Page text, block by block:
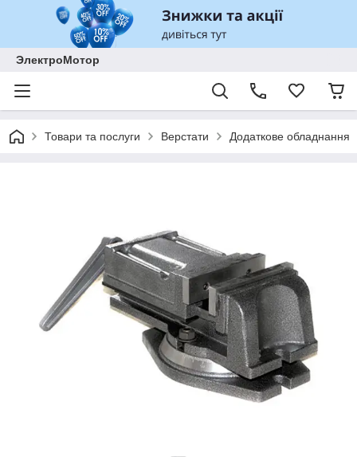
ЭлектроМотор
Товари та послуги Верстати Додаткове обладнання